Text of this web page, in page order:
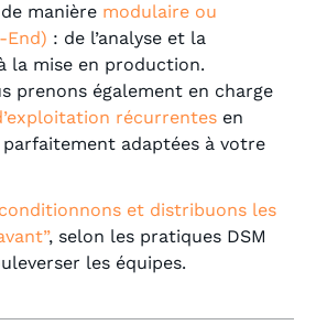
manière modulaire ou
End) : de l’analyse et la
la mise en production.
prenons également en charge
récurrentesen
adaptées à votre
conditionnons et distribuons les
, selon les pratiques DSM
les équipes.